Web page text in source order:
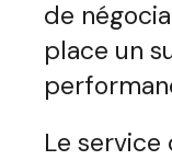
de
place un
Le service